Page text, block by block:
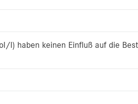
haben keinen Einfluß auf die